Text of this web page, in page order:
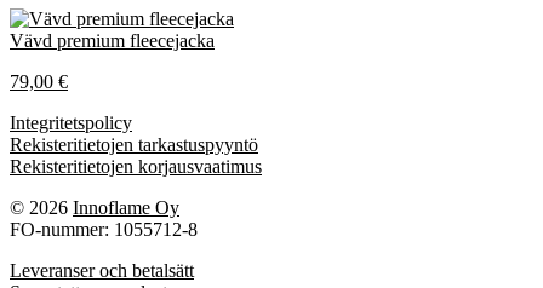
Vävd premium fleecejacka
79,00 €
Integritetspolicy
Rekisteritietojen tarkastuspyyntö
Rekisteritietojen korjausvaatimus
© 2026 Innoflame Oy
FO-nummer: 1055712-8
Leveranser och betalsätt